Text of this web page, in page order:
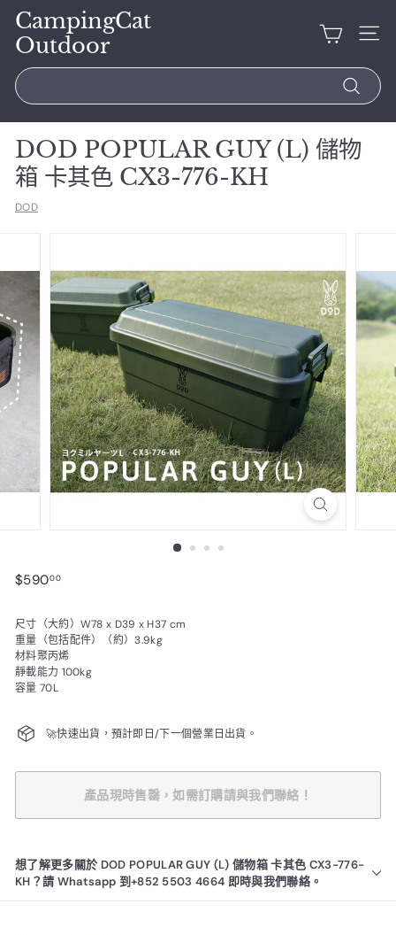
CampingCat
Outdoor
Search
DOD POPULAR GUY (L) 儲物
箱 卡其色 CX3-776-KH
DOD
$59000$590.00
尺寸（大約）W78 x D39 x H37 cm
重量（包括配件）（約）3.9kg
材料聚丙烯
靜載能力 100kg
容量 70L
🚀快速出貨，預計即日/下一個營業日出貨。
產品現時售罄，如需訂購請與我們聯絡！
想了解更多關於 DOD POPULAR GUY (L) 儲物箱 卡其色 CX3-776-
KH？請 Whatsapp 到+852 5503 4664 即時與我們聯絡。